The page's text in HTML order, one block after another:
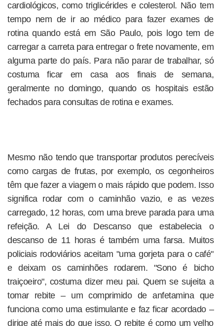
cardiológicos, como triglicérides e colesterol. Não tem
tempo nem de ir ao médico para fazer exames de
rotina quando está em São Paulo, pois logo tem de
carregar a carreta para entregar o frete novamente, em
alguma parte do país. Para não parar de trabalhar, só
costuma ficar em casa aos finais de semana,
geralmente no domingo, quando os hospitais estão
fechados para consultas de rotina e exames.
Mesmo não tendo que transportar produtos perecíveis
como cargas de frutas, por exemplo, os cegonheiros
têm que fazer a viagem o mais rápido que podem. Isso
significa rodar com o caminhão vazio, e as vezes
carregado, 12 horas, com uma breve parada para uma
refeição. A Lei do Descanso que estabelecia o
descanso de 11 horas é também uma farsa. Muitos
policiais rodoviários aceitam "uma gorjeta para o café"
e deixam os caminhões rodarem. "Sono é bicho
traiçoeiro", costuma dizer meu pai. Quem se sujeita a
tomar rebite – um comprimido de anfetamina que
funciona como uma estimulante e faz ficar acordado –
dirige até mais do que isso. O rebite é como um velho